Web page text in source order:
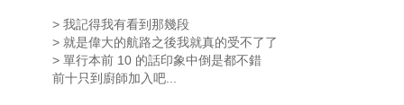
> 我記得我有看到那幾段
> 就是偉大的航路之後我就真的受不了了
> 單行本前 10 的話印象中倒是都不錯
前十只到廚師加入吧...